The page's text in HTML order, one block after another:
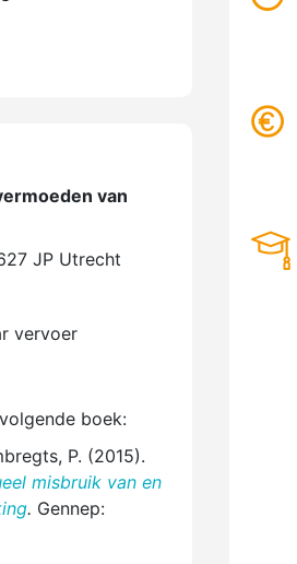
van
JP Utrecht
vervoer
boek:
P. (2015).
misbruik van en
. Gennep: